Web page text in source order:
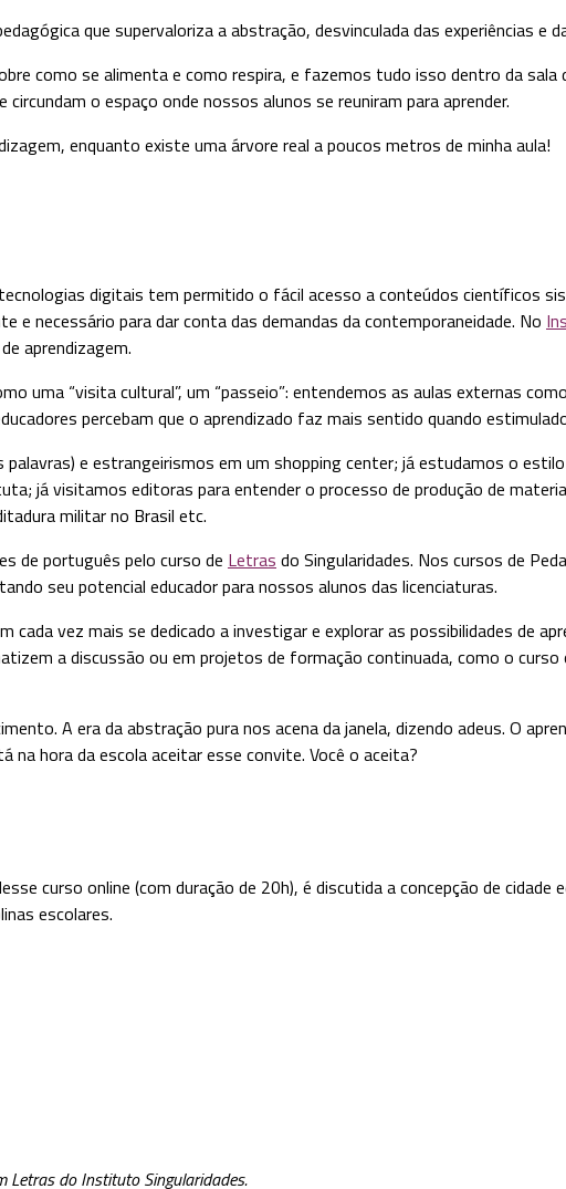
que supervaloriza a abstração, desvinculada das experiências e
como se alimenta e como respira, e fazemos tudo isso dentro da sala
o espaço onde nossos alunos se reuniram para aprender.
enquanto existe uma árvore real a poucos metros de minha aula!
digitais tem permitido o fácil acesso a conteúdos científicos
necessário para dar conta das demandas da contemporaneidade. No
aprendizagem.
uma “visita cultural”, um “passeio”: entendemos as aulas externas
percebam que o aprendizado faz mais sentido quando
e estrangeirismos em um shopping center; já estudamos o
já visitamos editoras para entender o processo de produção de
militar no Brasil etc.
de português pelo curso de Letras do Singularidades. Nos cursos de
seu potencial educador para nossos alunos das licenciaturas.
vez mais se dedicado a investigar e explorar as possibilidades de
a discussão ou em projetos de formação continuada, como o curso
A era da abstração pura nos acena da janela, dizendo adeus. O
na hora da escola aceitar esse convite. Você o aceita?
curso online (com duração de 20h), é discutida a concepção de cidade
escolares.
Letras do Instituto Singularidades.